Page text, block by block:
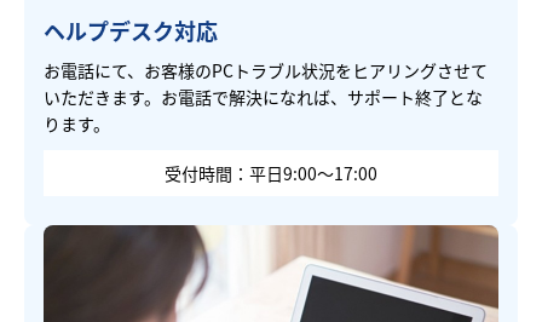
ヘルプデスク対応
お電話にて、お客様のPCトラブル状況をヒアリングさせて
いただきます。お電話で解決になれば、サポート終了とな
ります。
受付時間：平日9:00～17:00